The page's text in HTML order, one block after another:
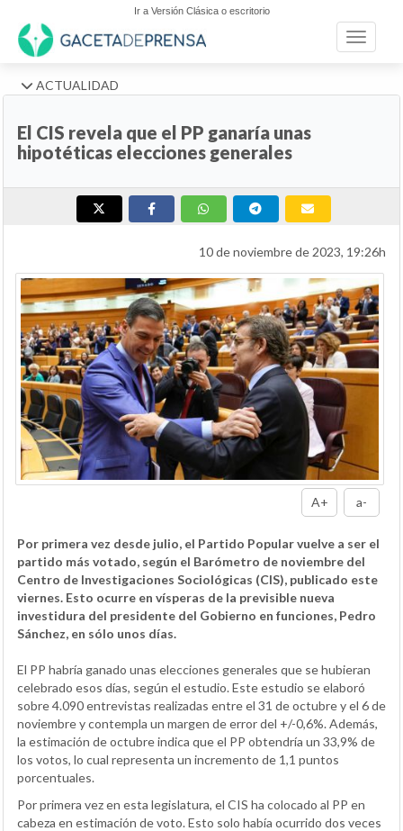
Ir a Versión Clásica o escritorio
Toggle
ACTUALIDAD
El CIS revela que el PP ganaría unas
hipotéticas elecciones generales
10 de noviembre de 2023, 19:26h
A+ a-
Por primera vez desde julio, el Partido Popular vuelve a ser el
partido más votado, según el Barómetro de noviembre del
Centro de Investigaciones Sociológicas (CIS), publicado este
viernes. Esto ocurre en vísperas de la previsible nueva
investidura del presidente del Gobierno en funciones, Pedro
Sánchez, en sólo unos días.
El PP habría ganado unas elecciones generales que se hubieran
celebrado esos días, según el estudio. Este estudio se elaboró
sobre 4.090 entrevistas realizadas entre el 31 de octubre y el 6 de
noviembre y contempla un margen de error del +/-0,6%. Además,
la estimación de octubre indica que el PP obtendría un 33,9% de
los votos, lo cual representa un incremento de 1,1 puntos
porcentuales.
Por primera vez en esta legislatura, el CIS ha colocado al PP en
cabeza en estimación de voto. Esto solo había ocurrido dos veces